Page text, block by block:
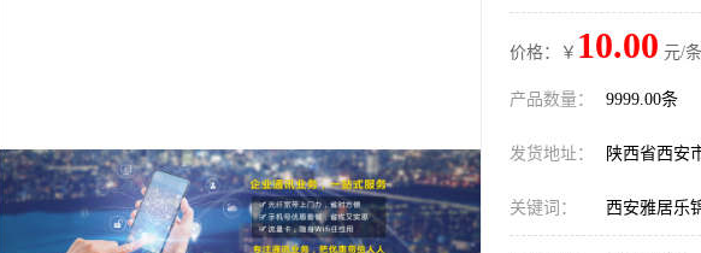
价格：￥ 10.00 元/
产品数量： 9999.00条
发货地址： 陕西省西安
关键词： 西安雅居乐